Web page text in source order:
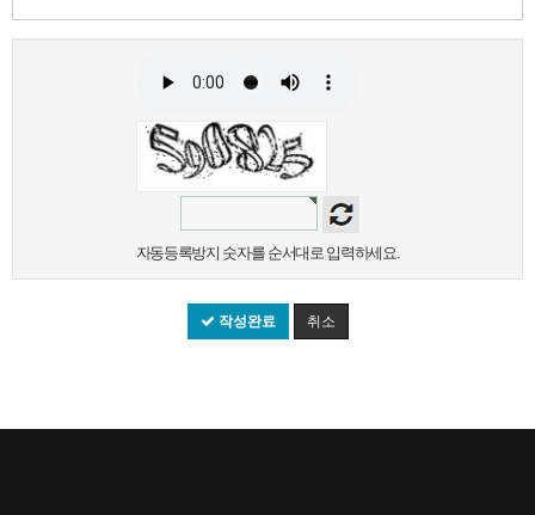
자동등록방지 숫자를 순서대로 입력하세요.
작성완료 취소